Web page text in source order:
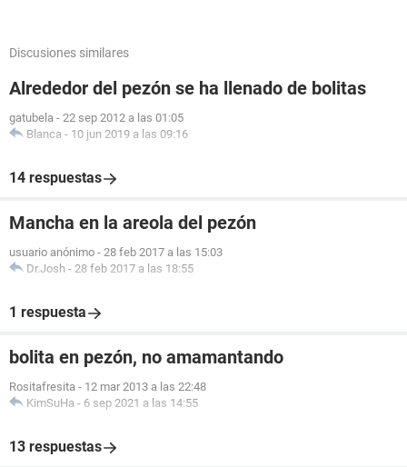
Discusiones similares
Alrededor del pezón se ha llenado de bolitas
gatubela - 22 sep 2012 a las 01:05
Blanca - 10 jun 2019 a las 09:16
14 respuestas
Mancha en la areola del pezón
usuario anónimo - 28 feb 2017 a las 15:03
Dr.Josh - 28 feb 2017 a las 18:55
1 respuesta
bolita en pezón, no amamantando
Rositafresita - 12 mar 2013 a las 22:48
KimSuHa - 6 sep 2021 a las 14:55
13 respuestas